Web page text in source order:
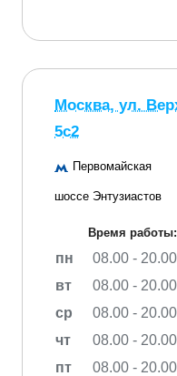
Москва, ул.
5с2
Первомайская
шоссе Энтузиастов
Время работы:
пн
08.00 - 20.00
вт
08.00 - 20.00
ср
08.00 - 20.00
чт
08.00 - 20.00
пт
08.00 - 20.00